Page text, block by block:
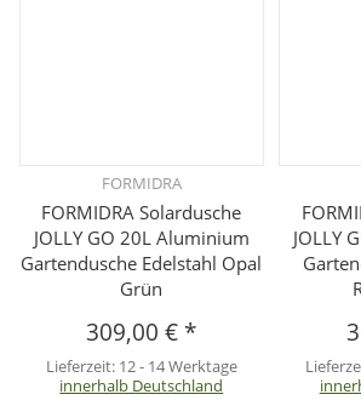
FORMIDRA
FORMIDRA Solardusche
JOLLY GO 20L Aluminium
Gartendusche Edelstahl Opal
Grün
309,00 € *
Lieferzeit: 12 - 14 Werktage
innerhalb Deutschland
JOLLY